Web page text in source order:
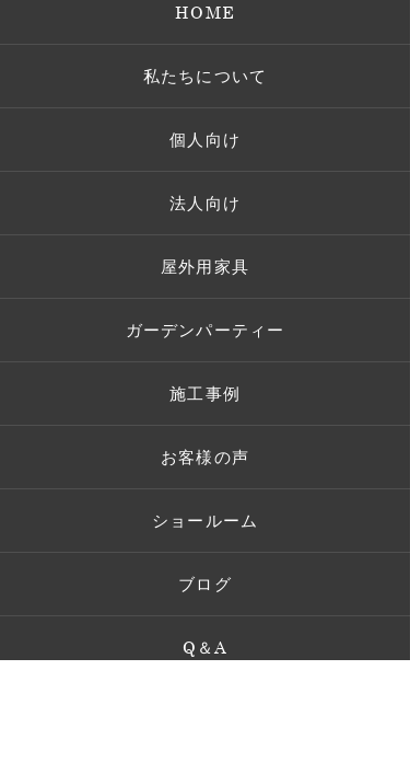
HOME
私たちについて
個人向け
法人向け
屋外用家具
ガーデンパーティー
施工事例
お客様の声
ショールーム
ブログ
Q＆A